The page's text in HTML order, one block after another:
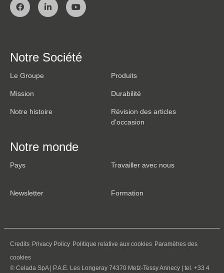
Notre Société
Le Groupe
Mission
Notre histoire
Produits
Durabilité
Révision des articles
d'occasion
Notre monde
Pays
Newsletter
Travailler avec nous
Formation
Credits Privacy Policy Politique relative aux cookies Paramètres des
cookies
© Celada SpA | P.A.E. Les Longeray 74370 Metz-Tessy Annecy | tel. +33 4